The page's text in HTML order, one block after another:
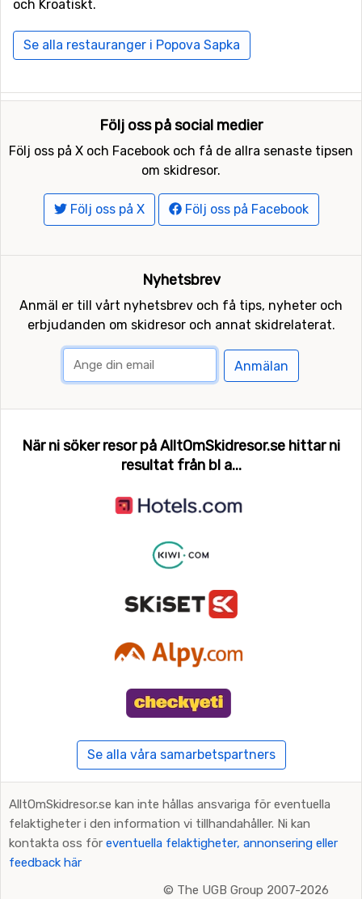
och Kroatiskt.
Se alla restauranger i Popova Sapka
Följ oss på social medier
Följ oss på X och Facebook och få de allra senaste tipsen
om skidresor.
Följ oss på X Följ oss på Facebook
Nyhetsbrev
Anmäl er till vårt nyhetsbrev och få tips, nyheter och
erbjudanden om skidresor och annat skidrelaterat.
Anmälan
När ni söker resor på AlltOmSkidresor.se hittar ni
resultat från bl a...
Se alla våra samarbetspartners
AlltOmSkidresor.se kan inte hållas ansvariga för eventuella
felaktigheter i den information vi tillhandahåller. Ni kan
kontakta oss för eventuella felaktigheter, annonsering eller
feedback här
© The UGB Group 2007-2026